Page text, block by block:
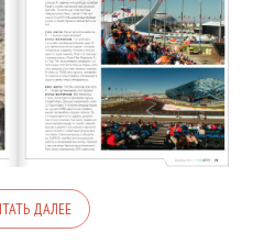
ДАЛЕЕ